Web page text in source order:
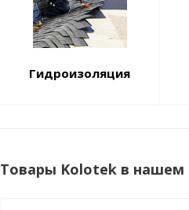
Гидроизоляция
Товары Kolotek в нашем